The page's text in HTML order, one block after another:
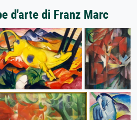
d'arte di Franz Marc